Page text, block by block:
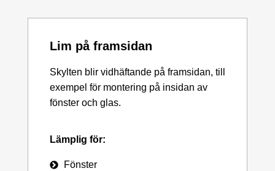
Lim på framsidan
Skylten blir vidhäftande på framsidan, till
exempel för montering på insidan av
fönster och glas.
Lämplig för:
Fönster